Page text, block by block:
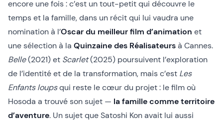
encore une fois : c’est un tout-petit qui découvre le
temps et la famille, dans un récit qui lui vaudra une
nomination à l’Oscar du meilleur film d’animation et
une sélection à la Quinzaine des Réalisateursà Cannes.
Belle(2021) et Scarlet(2025) poursuivent l’exploration
de l’identité et de la transformation, mais c’est Les
Enfants loupsqui reste le cœur du projet : le film où
Hosoda a trouvé son sujet — la famille comme territoire
d’aventure. Un sujet que Satoshi Kon avait lui aussi